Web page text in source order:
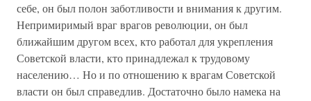
себе, он был полон заботливости и внимания к другим.
Непримиримый враг врагов революции, он был
ближайшим другом всех, кто работал для укрепления
Советской власти, кто принадлежал к трудовому
населению… Но и по отношению к врагам Советской
власти он был справедлив. Достаточно было намека на